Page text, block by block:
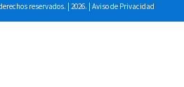
reservados. | 2026. | Aviso de Privacidad